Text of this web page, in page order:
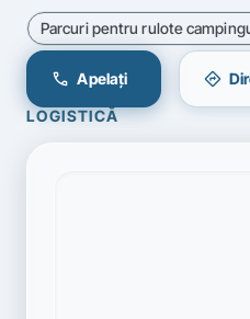
Parcuri pentru rulote
call Apelați directions
LOGISTICĂ